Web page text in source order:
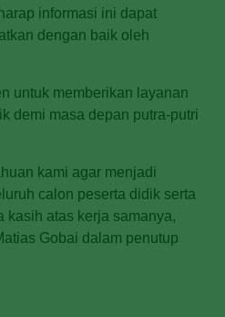
informasi ini dapat
dengan baik oleh
untuk memberikan layanan
demi masa depan putra-putri
kami agar menjadi
calon peserta didik serta
kasih atas kerja samanya,
Gobai dalam penutup